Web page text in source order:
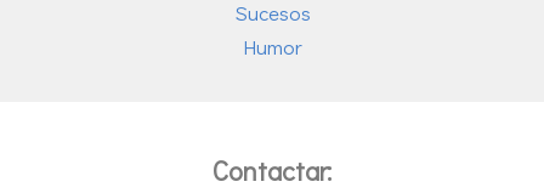
Sucesos
Humor
Contactar: